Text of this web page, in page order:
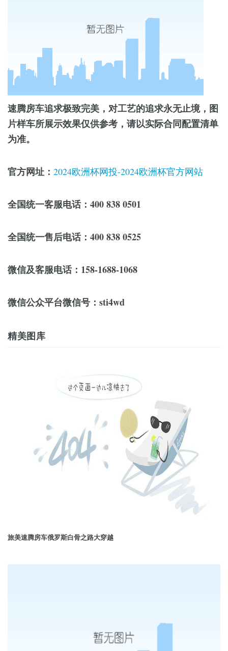
速腾房车追求极致完美，对工艺的追求永无止境，图
片样车所展示效果仅供参考，请以实际合同配置清单
为准。
官方网址： 2024欧洲杯网投-2024欧洲杯官方网站
全国统一客服电话：400 838 0501
全国统一售后电话：400 838 0525
微信及客服电话：158-1688-1068
微信公众平台微信号：sti4wd
精美图库
旅美速腾房车俄罗斯白骨之路大穿越